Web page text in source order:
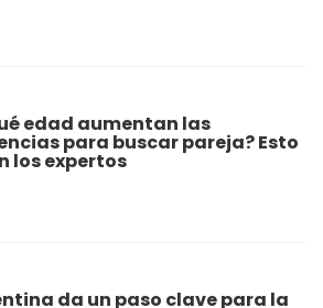
edad aumentan las
para buscar pareja? Esto
los expertos
da un paso clave para la